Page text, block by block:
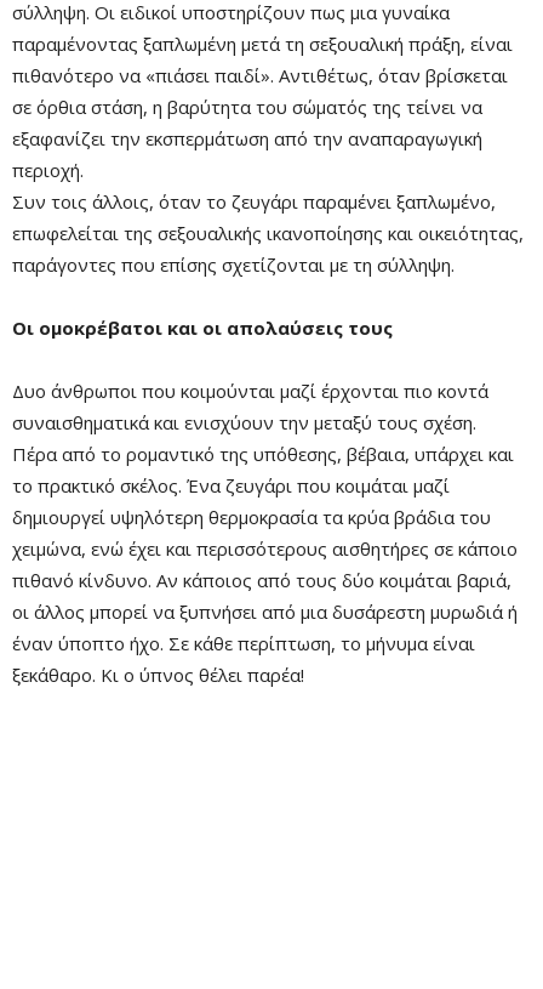
σύλληψη. Οι ειδικοί υποστηρίζουν πως μια γυναίκα
παραμένοντας ξαπλωμένη μετά τη σεξουαλική πράξη, είναι
πιθανότερο να «πιάσει παιδί». Αντιθέτως, όταν βρίσκεται
σε όρθια στάση, η βαρύτητα του σώματός της τείνει να
εξαφανίζει την εκσπερμάτωση από την αναπαραγωγική
περιοχή.
Συν τοις άλλοις, όταν το ζευγάρι παραμένει ξαπλωμένο,
επωφελείται της σεξουαλικής ικανοποίησης και οικειότητας,
παράγοντες που επίσης σχετίζονται με τη σύλληψη.
Οι ομοκρέβατοι και οι απολαύσεις τους
Δυο άνθρωποι που κοιμούνται μαζί έρχονται πιο κοντά
συναισθηματικά και ενισχύουν την μεταξύ τους σχέση.
Πέρα από το ρομαντικό της υπόθεσης, βέβαια, υπάρχει και
το πρακτικό σκέλος. Ένα ζευγάρι που κοιμάται μαζί
δημιουργεί υψηλότερη θερμοκρασία τα κρύα βράδια του
χειμώνα, ενώ έχει και περισσότερους αισθητήρες σε κάποιο
πιθανό κίνδυνο. Αν κάποιος από τους δύο κοιμάται βαριά,
οι άλλος μπορεί να ξυπνήσει από μια δυσάρεστη μυρωδιά ή
έναν ύποπτο ήχο. Σε κάθε περίπτωση, το μήνυμα είναι
ξεκάθαρο. Κι ο ύπνος θέλει παρέα!